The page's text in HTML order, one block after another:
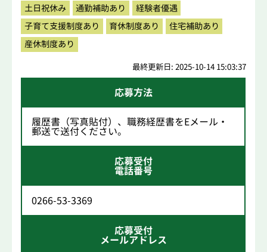
土日祝休み 通勤補助あり
経験者優遇
子育て支援制度あり
育休制度あり
住宅補助あり
産休制度あり
最終更新日: 2025-10-14 15:03:37
応募方法
履歴書（写真貼付）、職務経歴書をEメール・
郵送で送付ください。
応募受付
電話番号
0266-53-3369
応募受付
メールアドレス